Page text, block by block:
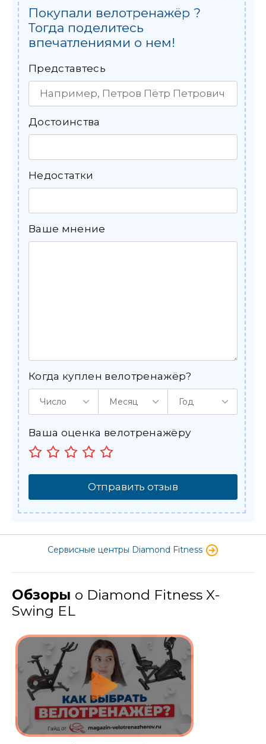
Покупали велотренажёр ?
Тогда поделитесь
впечатлениями о нем!
Представтесь
Достоинства
Недостатки
Ваше мнение
Ваша оценка велотренажёру
Когда куплен велотренажёр?
Число Месяц Год
Отправить отзыв
Сервисные центры Diamond Fitness
Обзоры о Diamond Fitness X-
Swing EL